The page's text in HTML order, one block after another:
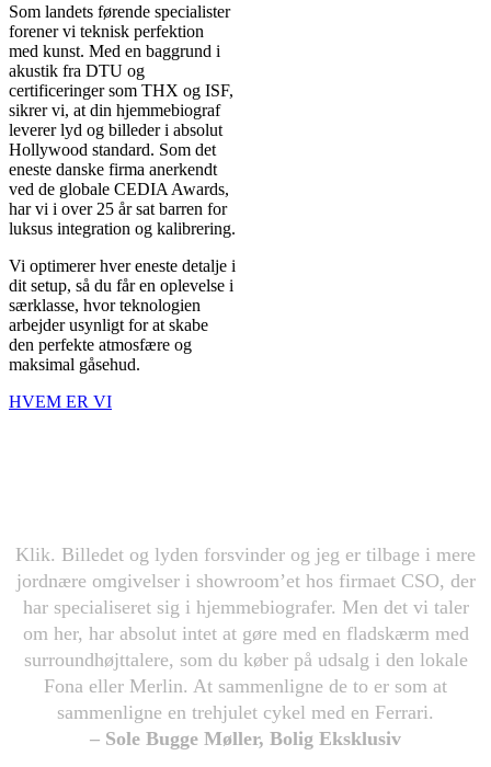
Som landets førende specialister
forener vi teknisk perfektion
med kunst. Med en baggrund i
akustik fra DTU og
certificeringer som THX og ISF,
sikrer vi, at din hjemmebiograf
leverer lyd og billeder i absolut
Hollywood standard. Som det
eneste danske firma anerkendt
ved de globale CEDIA Awards,
har vi i over 25 år sat barren for
luksus integration og kalibrering.
Vi optimerer hver eneste detalje i
dit setup, så du får en oplevelse i
særklasse, hvor teknologien
arbejder usynligt for at skabe
den perfekte atmosfære og
maksimal gåsehud.
HVEM ER VI
Klik. Billedet og lyden forsvinder og jeg er tilbage i mere
jordnære omgivelser i showroom’et hos firmaet CSO, der
har specialiseret sig i hjemmebiografer. Men det vi taler
om her, har absolut intet at gøre med en fladskærm med
surroundhøjttalere, som du køber på udsalg i den lokale
Fona eller Merlin. At sammenligne de to er som at
sammenligne en trehjulet cykel med en Ferrari.
– Sole Bugge Møller, Bolig Eksklusiv